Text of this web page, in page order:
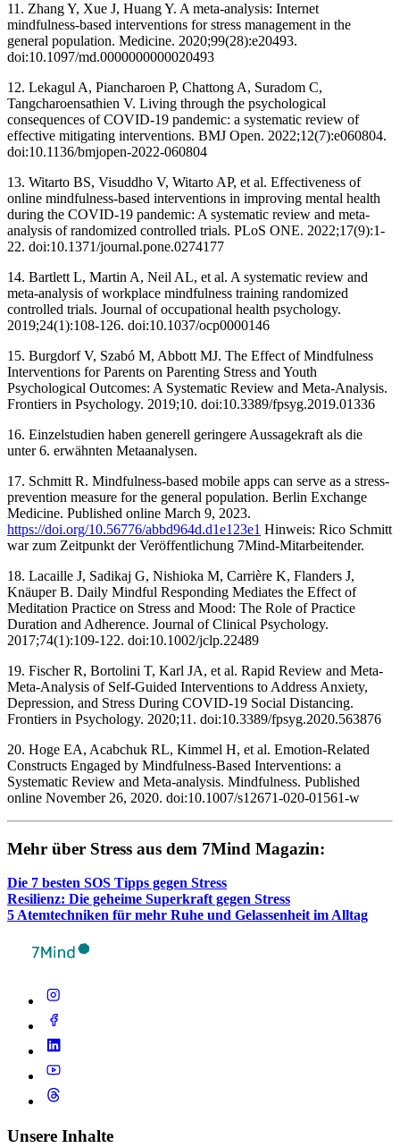
11. Zhang Y, Xue J, Huang Y. A meta-analysis: Internet
mindfulness-based interventions for stress management in the
general population. Medicine. 2020;99(28):e20493.
doi:10.1097/md.0000000000020493 ‌
12. Lekagul A, Piancharoen P, Chattong A, Suradom C,
Tangcharoensathien V. Living through the psychological
consequences of COVID-19 pandemic: a systematic review of
effective mitigating interventions. BMJ Open. 2022;12(7):e060804.
doi:10.1136/bmjopen-2022-060804 ‌
13. Witarto BS, Visuddho V, Witarto AP, et al. Effectiveness of
online mindfulness-based interventions in improving mental health
during the COVID-19 pandemic: A systematic review and meta-
analysis of randomized controlled trials. PLoS ONE. 2022;17(9):1-
22. doi:10.1371/journal.pone.0274177 ‌
14. Bartlett L, Martin A, Neil AL, et al. A systematic review and
meta-analysis of workplace mindfulness training randomized
controlled trials. Journal of occupational health psychology.
2019;24(1):108-126. doi:10.1037/ocp0000146 ‌
‌15. Burgdorf V, Szabó M, Abbott MJ. The Effect of Mindfulness
Interventions for Parents on Parenting Stress and Youth
Psychological Outcomes: A Systematic Review and Meta-Analysis.
Frontiers in Psychology. 2019;10. doi:10.3389/fpsyg.2019.01336 ‌
16. Einzelstudien haben generell geringere Aussagekraft als die
unter 6. erwähnten Metaanalysen.
17. Schmitt R. Mindfulness-based mobile apps can serve as a stress-
prevention measure for the general population. Berlin Exchange
Medicine. Published online March 9, 2023.
https://doi.org/10.56776/abbd964d.d1e123e1 Hinweis: Rico Schmitt
war zum Zeitpunkt der Veröffentlichung 7Mind-Mitarbeitender.
18. Lacaille J, Sadikaj G, Nishioka M, Carrière K, Flanders J,
Knäuper B. Daily Mindful Responding Mediates the Effect of
Meditation Practice on Stress and Mood: The Role of Practice
Duration and Adherence. Journal of Clinical Psychology.
2017;74(1):109-122. doi:10.1002/jclp.22489 ‌
19. Fischer R, Bortolini T, Karl JA, et al. Rapid Review and Meta-
Meta-Analysis of Self-Guided Interventions to Address Anxiety,
Depression, and Stress During COVID-19 Social Distancing.
Frontiers in Psychology. 2020;11. doi:10.3389/fpsyg.2020.563876 ‌
20. Hoge EA, Acabchuk RL, Kimmel H, et al. Emotion-Related
Constructs Engaged by Mindfulness-Based Interventions: a
Systematic Review and Meta-analysis. Mindfulness. Published
online November 26, 2020. doi:10.1007/s12671-020-01561-w ‌
Mehr über Stress aus dem 7Mind Maga­zin:
Die 7 besten SOS Tipps gegen Stress
Resi­li­enz: Die geheime Super­kraft gegen Stress
5 Atem­tech­ni­ken für mehr Ruhe und Gelas­sen­heit im Alltag
Unsere Inhalte